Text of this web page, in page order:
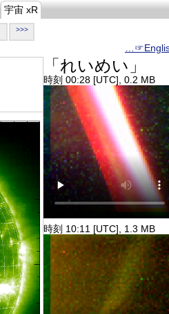
宇宙 xR
>>>
「れいめい」
時刻 00:28 [UTC], 0.2 MB
時刻 10:11 [UTC], 1.3 MB